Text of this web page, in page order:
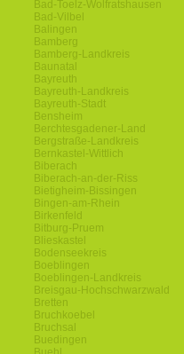
Bad-Toelz-Wolfratshausen
Bad-Vilbel
Balingen
Bamberg
Bamberg-Landkreis
Baunatal
Bayreuth
Bayreuth-Landkreis
Bayreuth-Stadt
Bensheim
Berchtesgadener-Land
Bergstraße-Landkreis
Bernkastel-Wittlich
Biberach
Biberach-an-der-Riss
Bietigheim-Bissingen
Bingen-am-Rhein
Birkenfeld
Bitburg-Pruem
Blieskastel
Bodenseekreis
Boeblingen
Boeblingen-Landkreis
Breisgau-Hochschwarzwald
Bretten
Bruchkoebel
Bruchsal
Buedingen